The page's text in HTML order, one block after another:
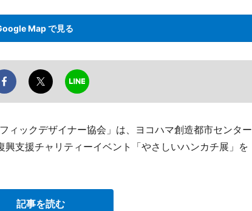
Map で見る
ィックデザイナー協会」は、ヨコハマ創造都市センター
支援チャリティーイベント「やさしいハンカチ展」を
記事を読む